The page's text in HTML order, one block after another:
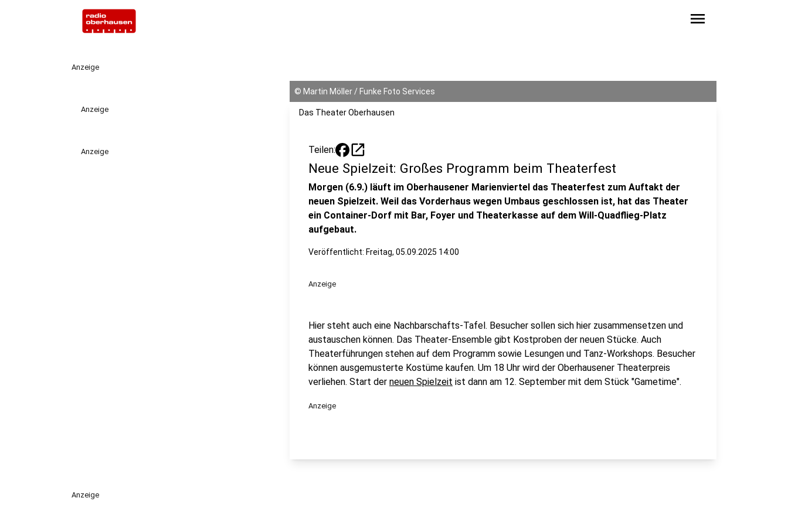
menu
Anzeige
Anzeige
Anzeige
© Martin Möller / Funke Foto Services
Das Theater Oberhausen
Teilen: open_in_new
Neue Spielzeit: Großes Programm beim Theaterfest
Morgen (6.9.) läuft im Oberhausener Marienviertel das Theaterfest zum Auftakt der
neuen Spielzeit. Weil das Vorderhaus wegen Umbaus geschlossen ist, hat das Theater
ein Container-Dorf mit Bar, Foyer und Theaterkasse auf dem Will-Quadflieg-Platz
aufgebaut.
Veröffentlicht: Freitag, 05.09.2025 14:00
Anzeige
Hier steht auch eine Nachbarschafts-Tafel. Besucher sollen sich hier zusammensetzen und
austauschen können. Das Theater-Ensemble gibt Kostproben der neuen Stücke. Auch
Theaterführungen stehen auf dem Programm sowie Lesungen und Tanz-Workshops. Besucher
können ausgemusterte Kostüme kaufen. Um 18 Uhr wird der Oberhausener Theaterpreis
verliehen. Start der neuen Spielzeit ist dann am 12. September mit dem Stück "Gametime".
Anzeige
Anzeige